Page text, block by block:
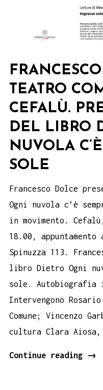
TEATRO
CEFALÙ.
DEL LIBRO
NUVOLA
SOLE
Francesco Dolce
Ogni nuvola c’è
in movimento.
18.00,
Spinuzza 113.
libro Dietro Ogni
sole. Autobiografia
Intervengono
Comune; Vincenzo
cultura Clara
Continue reading →